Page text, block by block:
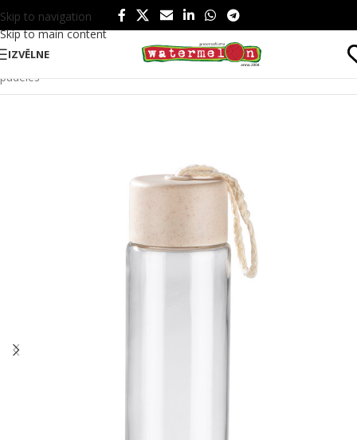
Skip to navigation
Skip to main content
IZVĒLNE
Sākums/ Ēšanai un dzeršanai/ Dzērieniem
pudeles